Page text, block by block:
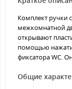
Комплект ручки
межкомнатной
открывают
помощью
фиксатора WC.
Общие